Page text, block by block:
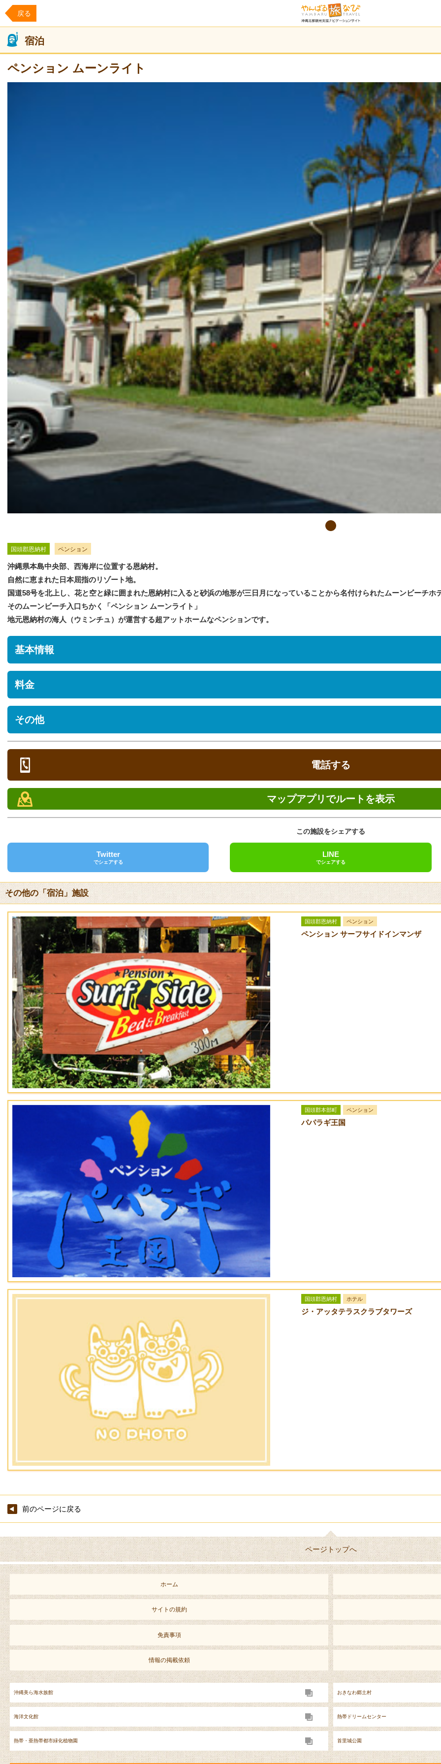
戻る
宿泊
ペンション ムーンライト
国頭郡恩納村 ペンション
沖縄県本島中央部、西海岸に位置する恩納村。
自然に恵まれた日本屈指のリゾート地。
国道58号を北上し、花と空と緑に囲まれた恩納村に入ると砂浜の地形が三日月になっていることから名付けられたムーンビーチホ
そのムーンビーチ入口ちかく「ペンション ムーンライト」
地元恩納村の海人（ウミンチュ）が運営する超アットホームなペンションです。
基本情報
住所
沖縄県国頭郡恩納村前兼久972-1
駐車場
[あり] 無料
営業時間
定休日
098-964-2573
FAX
送迎サービス
URL
ペンション ムーンライト
料金
部屋タイプ
その他
ペット
チェックイン/アウト 電話する
マップアプリでルートを表示
この施設をシェアする
Twitter
でシェアする
LINE
でシェアする
その他の「宿泊」施設
国頭郡恩納村 ペンション
ペンション サーフサイドインマンザ
国頭郡本部町 ペンション
パパラギ王国
国頭郡恩納村 ホテル
ジ・アッタテラスクラブタワーズ
前のページに戻る
ページトップへ
ホーム
サイトの規約
免責事項
情報の掲載依頼
沖縄美ら海水族館 おきなわ郷土村
海洋文化館 熱帯ドリームセンター
熱帯・亜熱帯都市緑化植物園 首里城公園